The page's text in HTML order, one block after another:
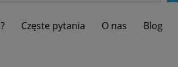
Częste pytania O nas Blog